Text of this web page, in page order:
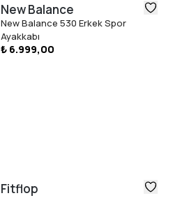
New Balance
New Balance 530 Erkek Spor
Ayakkabı
₺ 6.999,00
Fitflop